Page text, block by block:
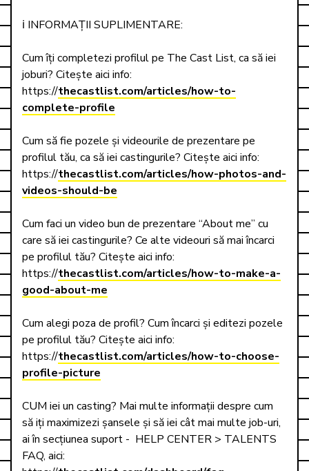
ℹ️ INFORMAȚII SUPLIMENTARE:
Cum îți completezi profilul pe The Cast List, ca să iei
joburi? Citește aici info:
https://thecastlist.com/articles/how-to-
complete-profile
Cum să fie pozele și videourile de prezentare pe
profilul tău, ca să iei castingurile? Citește aici info:
https://thecastlist.com/articles/how-photos-and-
videos-should-be
Cum faci un video bun de prezentare “About me” cu
care să iei castingurile? Ce alte videouri să mai încarci
pe profilul tău? Citește aici info:
https://thecastlist.com/articles/how-to-make-a-
good-about-me
Cum alegi poza de profil? Cum încarci și editezi pozele
pe profilul tău? Citește aici info:
https://thecastlist.com/articles/how-to-choose-
profile-picture
CUM iei un casting? Mai multe informații despre cum
să iți maximizezi șansele și să iei cât mai multe job-uri,
ai în secțiunea suport -  HELP CENTER > TALENTS
FAQ, aici: